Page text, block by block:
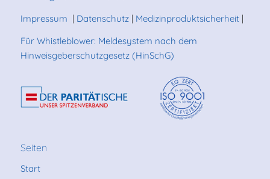
Impressum | Datenschutz| Medizinproduktsicherheit|
Für Whistleblower: Meldesystem nach dem
Hinweisgeberschutzgesetz (HinSchG)
Seiten
Start